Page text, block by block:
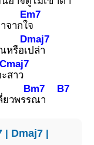
จากใ
Em7
จ
หรือเ
Dmaj7
ปล่า
Cmaj7
สาว
ยวพรร
Bm7
ณา
B7
| Dmaj7 |